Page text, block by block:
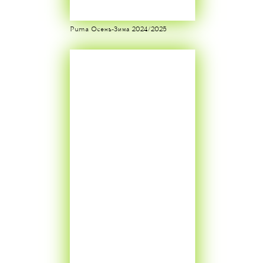
Puma Осень-Зима 2024/2025